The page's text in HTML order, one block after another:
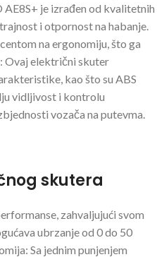
je izrađen od kvalitetnih
i otpornost na habanje.
na ergonomiju, što ga
Ovaj električni skuter
kao što su ABS
vidljivost i kontrolu
vozača na putevma.
skutera
zahvaljujući svom
ubrzanje od 0 do 50
Sa jednim punjenjem